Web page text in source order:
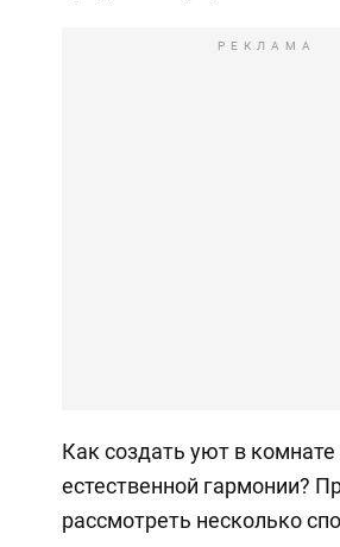
РЕКЛАМА
Как создать уют в комнате
естественной гармонии?
рассмотреть несколько